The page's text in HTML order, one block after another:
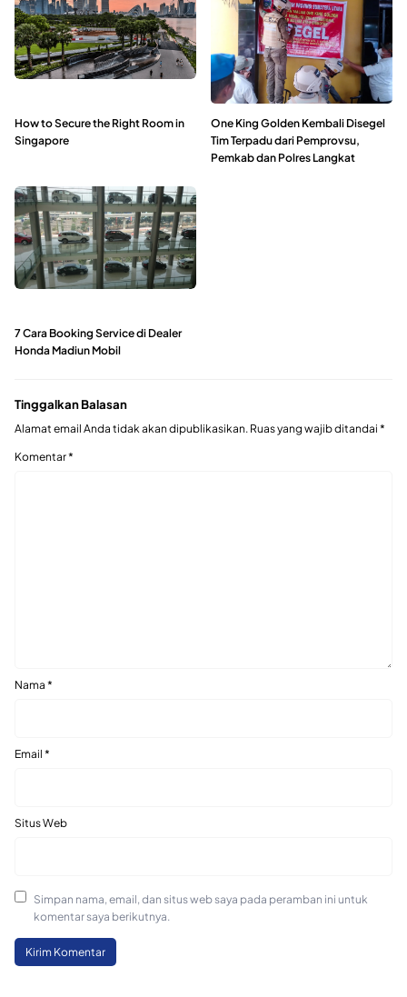
How to Secure the Right Room in
Singapore
One King Golden Kembali Disegel
Tim Terpadu dari Pemprovsu,
Pemkab dan Polres Langkat
7 Cara Booking Service di Dealer
Honda Madiun Mobil
Tinggalkan Balasan
Alamat email Anda tidak akan dipublikasikan. Ruas yang wajib ditandai *
Komentar*
Nama *
Email *
Situs Web
Simpan nama, email, dan situs web saya pada peramban ini untuk
komentar saya berikutnya.